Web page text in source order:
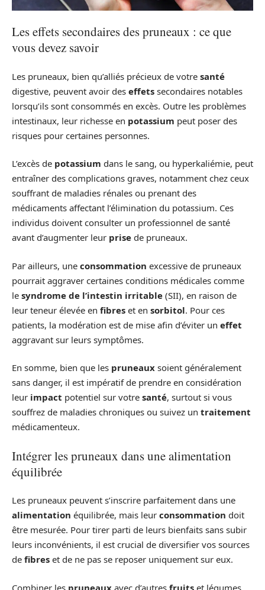
Les effets secondaires des pruneaux : ce que
vous devez savoir
Les pruneaux, bien qu’alliés précieux de votre santé
digestive, peuvent avoir des effets secondaires notables
lorsqu’ils sont consommés en excès. Outre les problèmes
intestinaux, leur richesse en potassium peut poser des
risques pour certaines personnes.
L’excès de potassium dans le sang, ou hyperkaliémie, peut
entraîner des complications graves, notamment chez ceux
souffrant de maladies rénales ou prenant des
médicaments affectant l’élimination du potassium. Ces
individus doivent consulter un professionnel de santé
avant d’augmenter leur prise de pruneaux.
Par ailleurs, une consommation excessive de pruneaux
pourrait aggraver certaines conditions médicales comme
le syndrome de l’intestin irritable (SII), en raison de
leur teneur élevée en fibres et en sorbitol. Pour ces
patients, la modération est de mise afin d’éviter un effet
aggravant sur leurs symptômes.
En somme, bien que les pruneaux soient généralement
sans danger, il est impératif de prendre en considération
leur impact potentiel sur votre santé, surtout si vous
souffrez de maladies chroniques ou suivez un traitement
médicamenteux.
Intégrer les pruneaux dans une alimentation
équilibrée
Les pruneaux peuvent s’inscrire parfaitement dans une
alimentation équilibrée, mais leur consommation doit
être mesurée. Pour tirer parti de leurs bienfaits sans subir
leurs inconvénients, il est crucial de diversifier vos sources
de fibres et de ne pas se reposer uniquement sur eux.
Combiner les pruneaux avec d’autres fruits et légumes